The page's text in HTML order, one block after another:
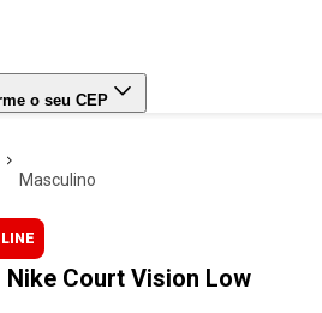
o seu CEP
masculino
Court Vision Low